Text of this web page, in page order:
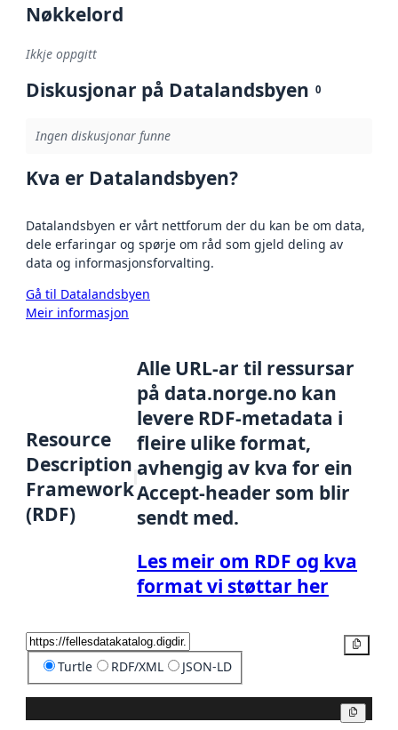
Nøkkelord
Ikkje oppgitt
Diskusjonar på Datalandsbyen 0
Ingen diskusjonar funne
Kva er Datalandsbyen?
Datalandsbyen er vårt nettforum der du kan be om data,
dele erfaringar og spørje om råd som gjeld deling av
data og informasjonsforvalting.
Gå til Datalandsbyen
Meir informasjon
Resource
Description
Framework
(RDF)
Alle URL-ar til ressursar
på data.norge.no kan
levere RDF-metadata i
fleire ulike format,
avhengig av kva for ein
Accept-header som blir
sendt med.
Les meir om RDF og kva
format vi støttar her
Turtle RDF/XML JSON-LD